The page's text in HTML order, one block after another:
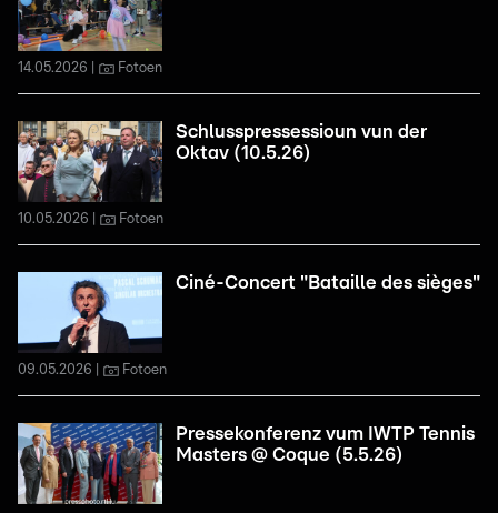
14.05.2026 Fotoen
Schlusspressessioun vun der
Oktav (10.5.26)
10.05.2026 Fotoen
Ciné-Concert "Bataille des sièges"
09.05.2026 Fotoen
Pressekonferenz vum IWTP Tennis
Masters @ Coque (5.5.26)